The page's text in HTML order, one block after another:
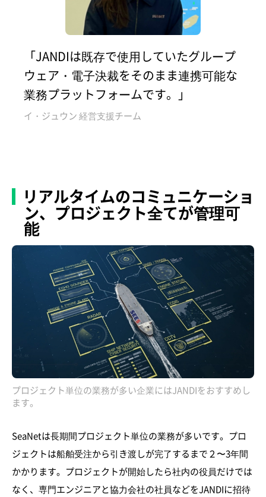
「JANDIは既存で使用していたグループ
ウェア・電子決裁をそのまま連携可能な
業務プラットフォームです。」
イ・ジュウン 経営支援チーム
リアルタイムのコミュニケーショ
ン、プロジェクト全てが管理可
能
プロジェクト単位の業務が多い企業にはJANDIをおすすめし
ます。
SeaNetは長期間プロジェクト単位の業務が多いです。プロ
ジェクトは船舶受注から引き渡しが完了するまで２〜3年間
かかります。プロジェクトが開始したら社内の役員だけでは
なく、専門エンジニアと協力会社の社員などをJANDIに招待